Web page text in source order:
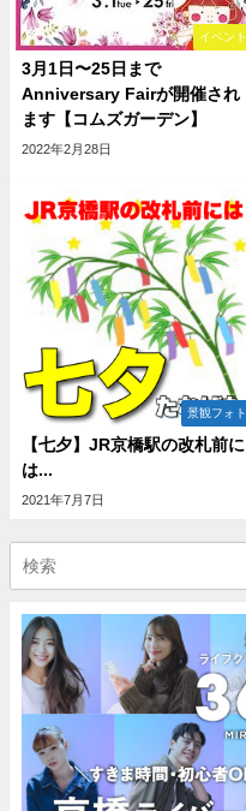
イベント
3月1日〜25日まで
Anniversary Fairが開催され
ます【コムズガーデン】
2022年2月28日
景観フォト
【七夕】JR京橋駅の改札前に
は...
2021年7月7日